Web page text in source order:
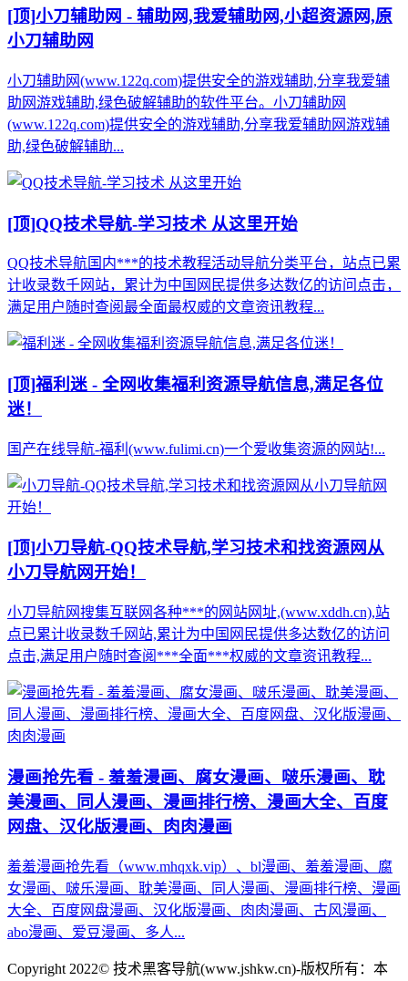
[顶]小刀辅助网 - 辅助网,我爱辅助网,小超资源网,原
小刀辅助网
小刀辅助网(www.122q.com)提供安全的游戏辅助,分享我爱辅
助网游戏辅助,绿色破解辅助的软件平台。小刀辅助网
(www.122q.com)提供安全的游戏辅助,分享我爱辅助网游戏辅
助,绿色破解辅助...
[顶]QQ技术导航-学习技术 从这里开始
QQ技术导航国内***的技术教程活动导航分类平台，站点已累
计收录数千网站，累计为中国网民提供多达数亿的访问点击，
满足用户随时查阅最全面最权威的文章资讯教程...
[顶]福利迷 - 全网收集福利资源导航信息,满足各位
迷！
国产在线导航-福利(www.fulimi.cn)一个爱收集资源的网站!...
[顶]小刀导航-QQ技术导航,学习技术和找资源网从
小刀导航网开始！
小刀导航网搜集互联网各种***的网站网址,(www.xddh.cn),站
点已累计收录数千网站,累计为中国网民提供多达数亿的访问
点击,满足用户随时查阅***全面***权威的文章资讯教程...
漫画抢先看 - 羞羞漫画、腐女漫画、啵乐漫画、耽
美漫画、同人漫画、漫画排行榜、漫画大全、百度
网盘、汉化版漫画、肉肉漫画
羞羞漫画抢先看（www.mhqxk.vip）、bl漫画、羞羞漫画、腐
女漫画、啵乐漫画、耽美漫画、同人漫画、漫画排行榜、漫画
大全、百度网盘漫画、汉化版漫画、肉肉漫画、古风漫画、
abo漫画、爱豆漫画、多人...
Copyright 2022© 技术黑客导航(www.jshkw.cn)-版权所有：本